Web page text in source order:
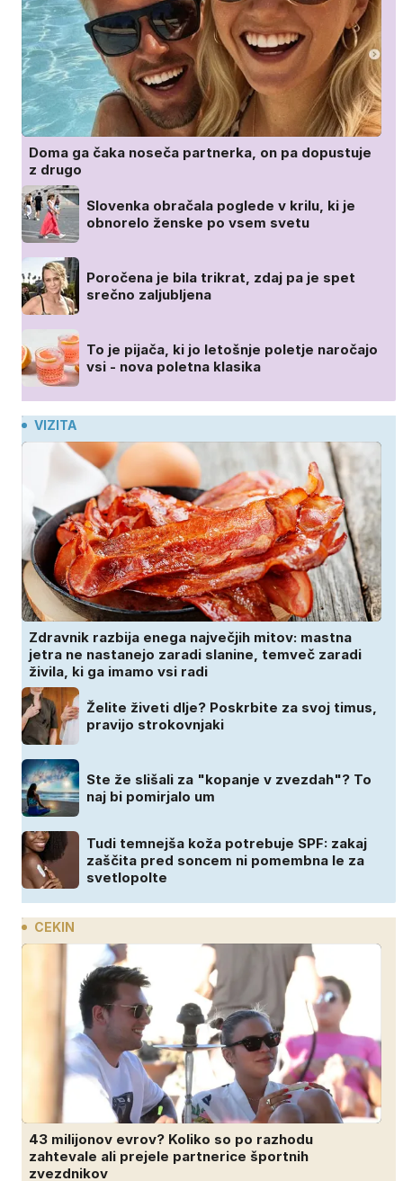
Doma ga čaka noseča partnerka, on pa dopustuje
z drugo
Slovenka obračala poglede v krilu, ki je
obnorelo ženske po vsem svetu
Poročena je bila trikrat, zdaj pa je spet
srečno zaljubljena
To je pijača, ki jo letošnje poletje naročajo
vsi - nova poletna klasika
VIZITA
Zdravnik razbija enega največjih mitov: mastna
jetra ne nastanejo zaradi slanine, temveč zaradi
živila, ki ga imamo vsi radi
Želite živeti dlje? Poskrbite za svoj timus,
pravijo strokovnjaki
Ste že slišali za "kopanje v zvezdah"? To
naj bi pomirjalo um
Tudi temnejša koža potrebuje SPF: zakaj
zaščita pred soncem ni pomembna le za
svetlopolte
CEKIN
43 milijonov evrov? Koliko so po razhodu
zahtevale ali prejele partnerice športnih
zvezdnikov